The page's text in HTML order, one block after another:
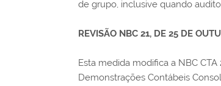
de grupo, inclusive quando
REVISÃO NBC 21, DE 25 DE
Esta medida modifica a NBC
Demonstrações Contábeis